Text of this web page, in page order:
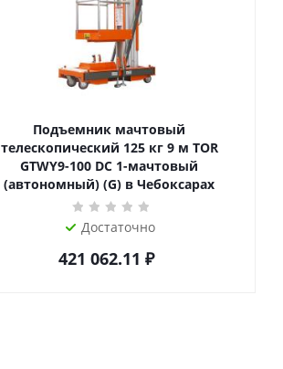
Подъемник мачтовый
телескопический 125 кг 9 м TOR
GTWY9-100 DC 1-мачтовый
(автономный) (G) в Чебоксарах
Достаточно
421 062.11 ₽